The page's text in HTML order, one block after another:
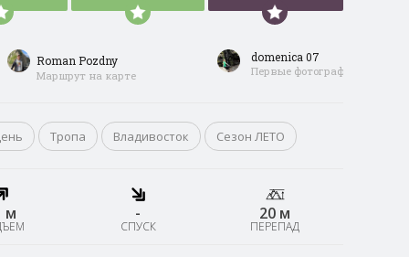
Roman Pozdny
Маршрут на карте
domenica 07
Первые фотографии
Тропа Владивосток Сезон ЛЕТО
м -
СПУСК
20 м
ПЕРЕПАД